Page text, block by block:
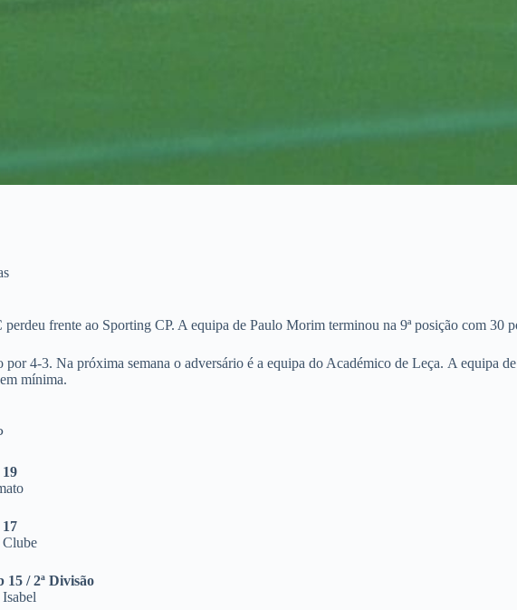
frente ao Sporting CP. A equipa de Paulo Morim terminou na 9ª posição com 30
4-3. Na próxima semana o adversário é a equipa do Académico de Leça. A equipa
mínima.
/ 2ª Divisão